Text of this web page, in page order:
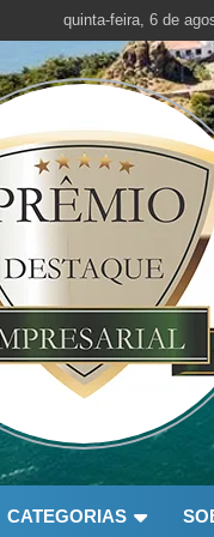
quinta-feira, 6 de
CATEGORIAS